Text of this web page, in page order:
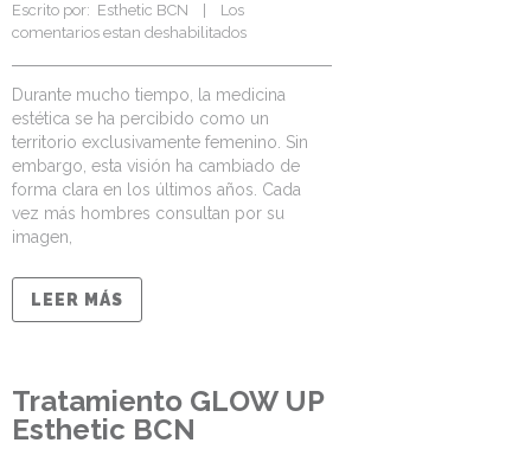
Escrito por: Esthetic BCN
Los
comentarios estan deshabilitados
Durante mucho tiempo, la medicina
estética se ha percibido como un
territorio exclusivamente femenino. Sin
embargo, esta visión ha cambiado de
forma clara en los últimos años. Cada
vez más hombres consultan por su
imagen,
LEER MÁS
Tratamiento GLOW UP
Esthetic BCN